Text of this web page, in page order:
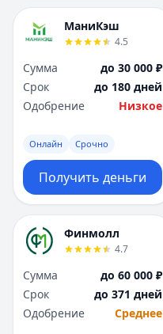
МаниКэш
4.5
Сумма
до 30 000 ₽
Срок
до 180 дней
Одобрение
Низкое
Онлайн Срочно
Получить деньги
Финмолл
4.7
Сумма
до 60 000 ₽
Срок
до 371 дней
Одобрение
Среднее